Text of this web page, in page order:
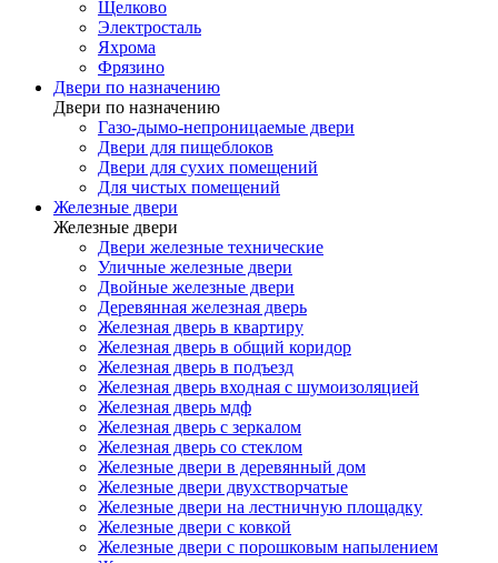
Щелково
Электросталь
Яхрома
Фрязино
Двери по назначению
Двери по назначению
Газо-дымо-непроницаемые двери
Двери для пищеблоков
Двери для сухих помещений
Для чистых помещений
Железные двери
Железные двери
Двери железные технические
Уличные железные двери
Двойные железные двери
Деревянная железная дверь
Железная дверь в квартиру
Железная дверь в общий коридор
Железная дверь в подъезд
Железная дверь входная с шумоизоляцией
Железная дверь мдф
Железная дверь с зеркалом
Железная дверь со стеклом
Железные двери в деревянный дом
Железные двери двухстворчатые
Железные двери на лестничную площадку
Железные двери с ковкой
Железные двери с порошковым напылением